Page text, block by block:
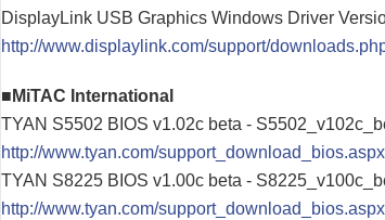
DisplayLink USB Graphics Windows Driver
http://www.displaylink.com/support/
■MiTAC International
TYAN S5502 BIOS v1.02c beta -
http://www.tyan.com/
TYAN S8225 BIOS v1.00c beta -
http://www.tyan.com/